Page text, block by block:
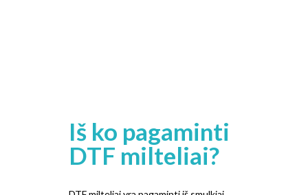
Iš ko pagaminti
DTF milteliai?